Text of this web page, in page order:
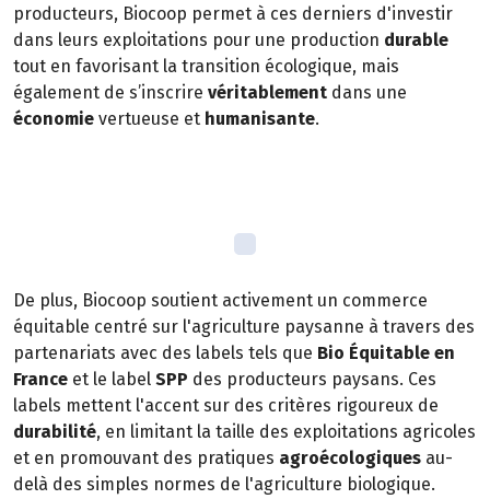
producteurs, Biocoop permet à ces derniers d'investir
dans leurs exploitations pour une production durable
tout en favorisant la transition écologique, mais
également de s’inscrire véritablement dans une
économie vertueuse et humanisante.
De plus, Biocoop soutient activement un commerce
équitable centré sur l'agriculture paysanne à travers des
partenariats avec des labels tels que Bio Équitable en
France et le label SPP des producteurs paysans. Ces
labels mettent l'accent sur des critères rigoureux de
durabilité, en limitant la taille des exploitations agricoles
et en promouvant des pratiques agroécologiques au-
delà des simples normes de l'agriculture biologique.